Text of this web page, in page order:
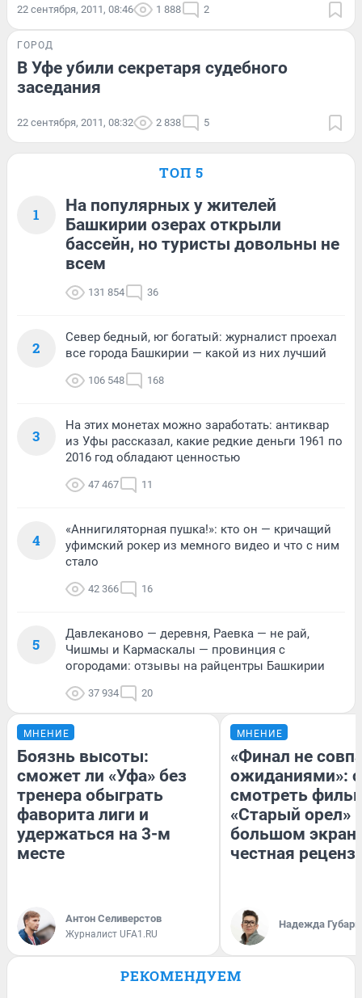
22 сентября, 2011, 08:46 1 888 2
ГОРОД
В Уфе убили секретаря судебного
заседания
22 сентября, 2011, 08:32 2 838 5
ТОП 5
1
На популярных у жителей
Башкирии озерах открыли
бассейн, но туристы довольны не
всем
131 854 36
2
Север бедный, юг богатый: журналист проехал
все города Башкирии — какой из них лучший
106 548 168
3
На этих монетах можно заработать: антиквар
из Уфы рассказал, какие редкие деньги 1961 по
2016 год обладают ценностью
47 467 11
4
«Аннигиляторная пушка!»: кто он — кричащий
уфимский рокер из мемного видео и что с ним
стало
42 366 16
5
Давлеканово — деревня, Раевка — не рай,
Чишмы и Кармаскалы — провинция с
огородами: отзывы на райцентры Башкирии
37 934 20
МНЕНИЕ
Боязнь высоты:
сможет ли «Уфа» без
тренера обыграть
фаворита лиги и
удержаться на 3-м
месте
Антон Селиверстов
Журналист UFA1.RU
МНЕНИЕ
«Финал не
ожиданиями»:
смотреть
«Старый орел»
большом
честная
Надежда Губарь
РЕКОМЕНДУЕМ